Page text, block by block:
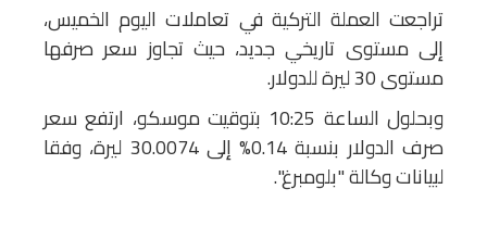
تراجعت العملة التركية في تعاملات اليوم الخميس،
إلى مستوى تاريخي جديد، حيث تجاوز سعر صرفها
مستوى 30 ليرة للدولار.
وبحلول الساعة 10:25 بتوقيت موسكو، ارتفع سعر
صرف الدولار بنسبة 0.14% إلى 30.0074 ليرة، وفقا
لبيانات وكالة "بلومبرغ".